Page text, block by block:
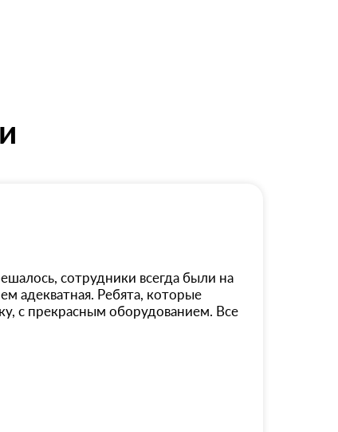
сотрудники всегда были на
адекватная. Ребята, которые
с прекрасным оборудованием. Все